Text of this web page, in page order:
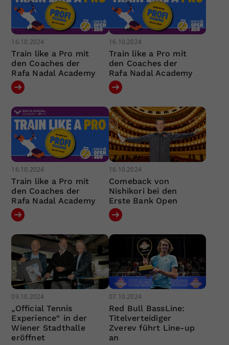
16.10.2024
Train like a Pro mit
den Coaches der
Rafa Nadal Academy
16.10.2024
Train like a Pro mit
den Coaches der
Rafa Nadal Academy
16.10.2024
Train like a Pro mit
den Coaches der
Rafa Nadal Academy
16.10.2024
Comeback von
Nishikori bei den
Erste Bank Open
09.10.2024
„Official Tennis
Experience“ in der
Wiener Stadthalle
eröffnet
07.10.2024
Red Bull BassLine:
Titelverteidiger
Zverev führt Line-up
an